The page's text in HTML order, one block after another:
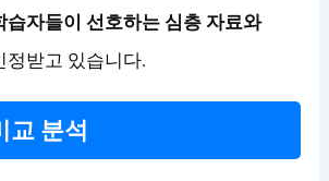
습자들이 선호하는 심층 자료와
정받고 있습니다.
교 분석